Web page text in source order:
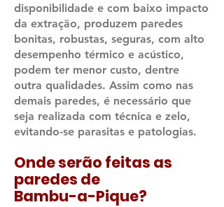
disponibilidade e com baixo impacto
da extração, produzem paredes
bonitas, robustas, seguras, com alto
desempenho térmico e acústico,
podem ter menor custo, dentre
outra qualidades. Assim como nas
demais paredes, é necessário que
seja realizada com técnica e zelo,
evitando-se parasitas e patologias.
Onde serão feitas as
paredes de
Bambu-a-Pique?